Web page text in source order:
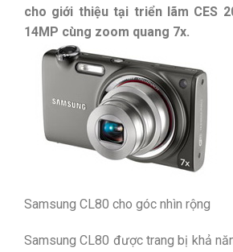
cho giới thiệu tại triển lãm CES
14MP cùng zoom quang 7x.
Samsung CL80 cho góc nhìn rộng
Samsung CL80 được trang bị khả